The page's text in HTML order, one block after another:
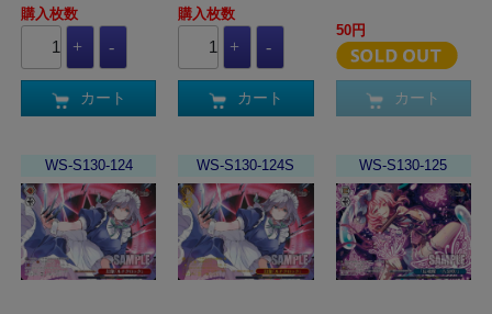
購入枚数
カート
購入枚数
カート
50円
カート
WS-S130-124 WS-S130-124S WS-S130-125